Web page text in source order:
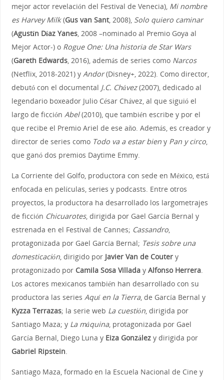
mejor actor revelación del Festival de Venecia), Mi nombre
es Harvey Milk(Gus van Sant, 2008), Solo quiero caminar
(Agustín Díaz Yanes, 2008 –nominado al Premio Goya al
Mejor Actor-) o Rogue One: Una historia de Star Wars
(Gareth Edwards, 2016), además de series como Narcos
(Netflix, 2018-2021) y Andor(Disney+, 2022). Como director,
debutó con el documental J.C. Chávez(2007), dedicado al
legendario boxeador Julio César Chávez, al que siguió el
largo de ficción Abel(2010), que también escribe y por el
que recibe el Premio Ariel de ese año. Además, es creador y
director de series como Todo va a estar bieny Pan y circo,
que ganó dos premios Daytime Emmy.
La Corriente del Golfo, productora con sede en México, está
enfocada en películas, series y podcasts. Entre otros
proyectos, la productora ha desarrollado los largometrajes
de ficción Chicuarotes, dirigida por Gael García Bernal y
estrenada en el Festival de Cannes; Cassandro,
protagonizada por Gael García Bernal; Tesis sobre una
domesticación, dirigido por Javier Van de Coutery
protagonizado por Camila Sosa Villaday Alfonso Herrera.
Los actores mexicanos también han desarrollado con su
productora las series Aquí en la Tierra, de García Bernal y
Kyzza Terrazas; la serie web La cuestión, dirigida por
Santiago Maza; y La máquina, protagonizada por Gael
García Bernal, Diego Luna y Eiza Gonzálezy dirigida por
Gabriel Ripstein.
Santiago Maza, formado en la Escuela Nacional de Cine y